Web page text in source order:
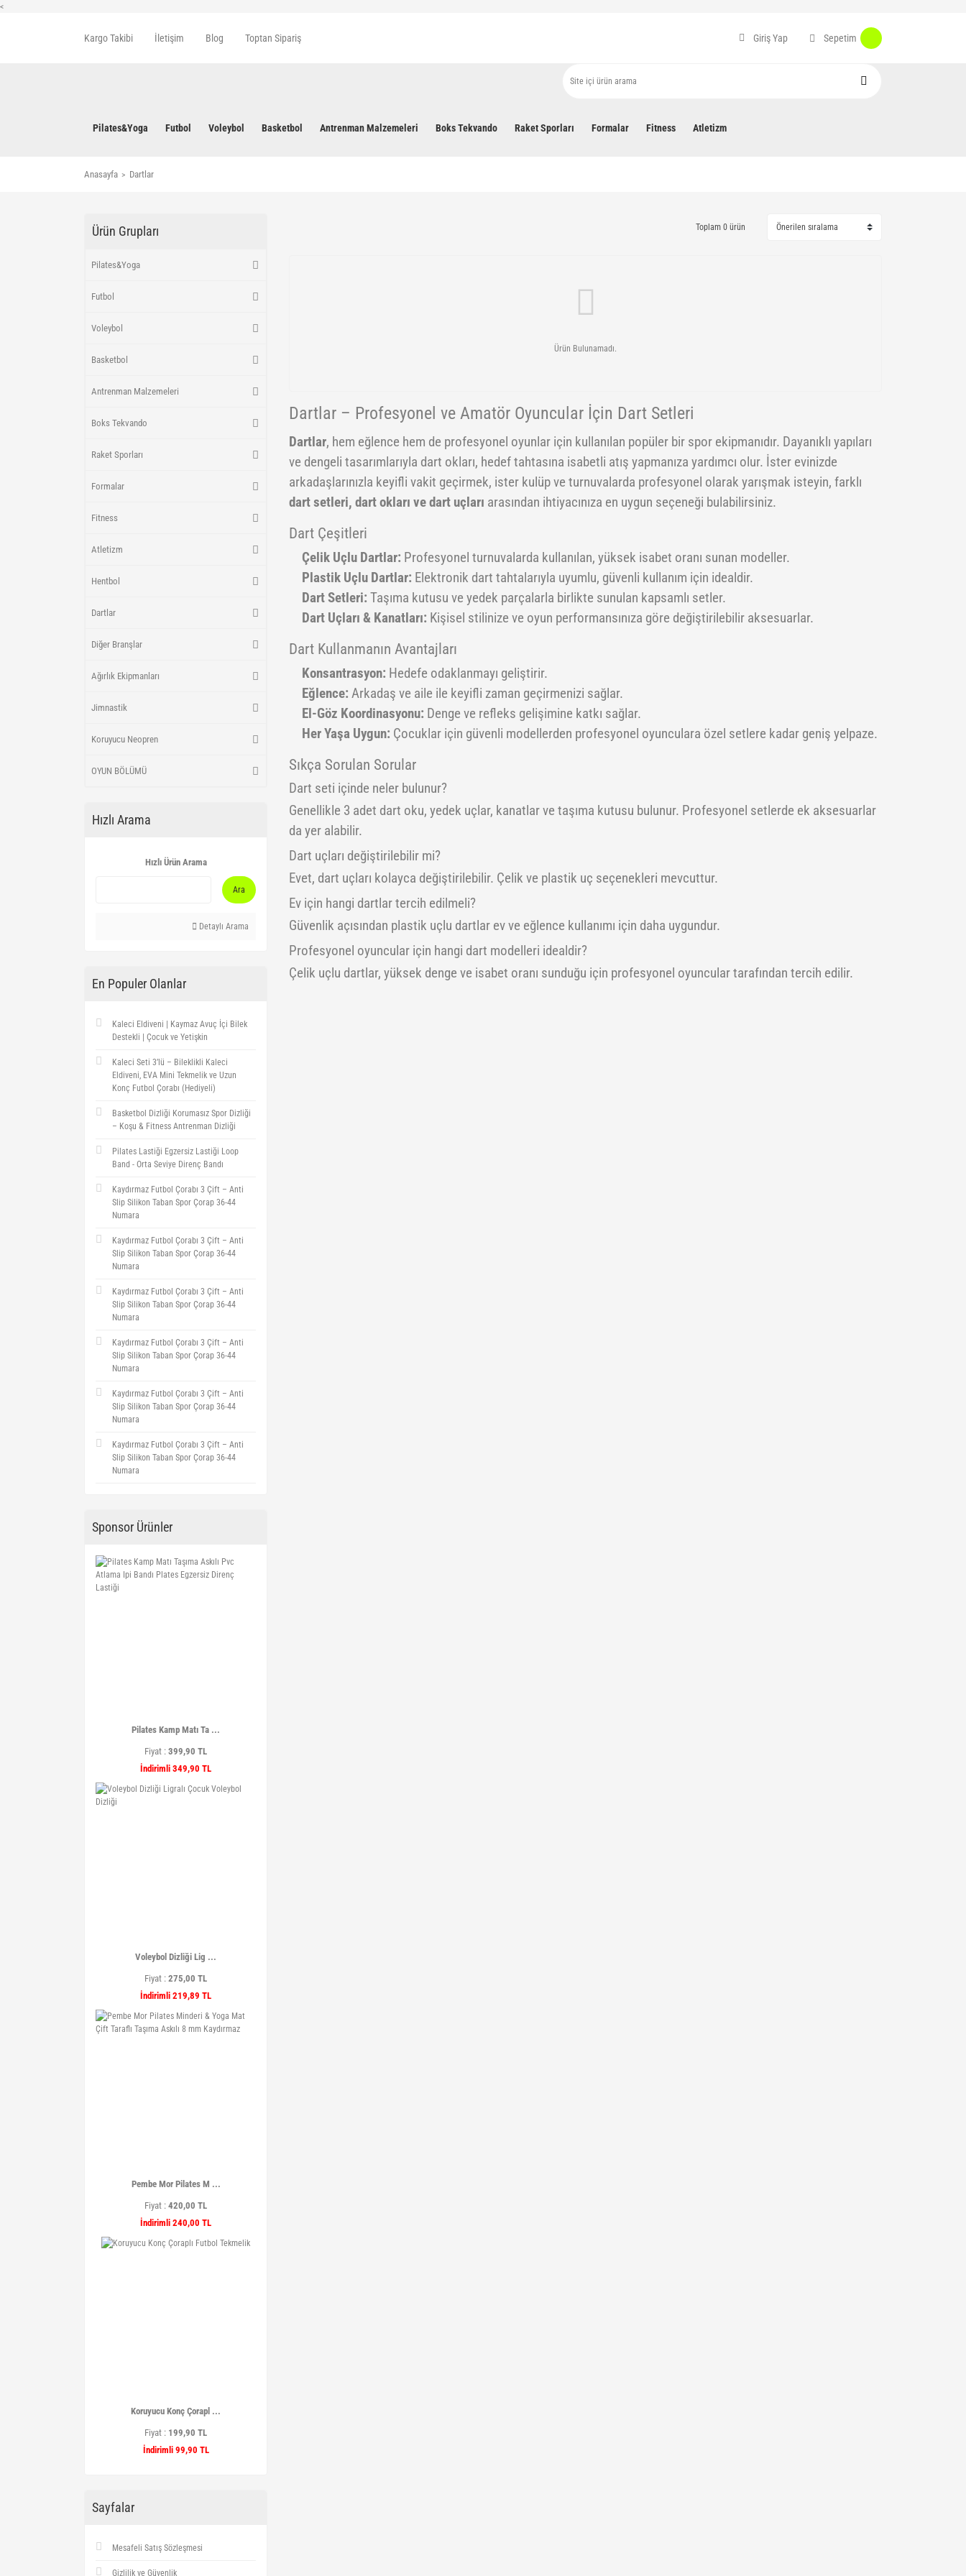
<
Kargo Takibi İletişim Blog Toptan Sipariş Giriş Yap Sepetim
Pilates&Yoga Futbol Voleybol Basketbol Antrenman Malzemeleri Boks Tekvando Raket Sporları Formalar Fitness Atletizm
Anasayfa Dartlar
Ürün Grupları
Pilates&Yoga
Futbol
Voleybol
Basketbol
Antrenman Malzemeleri
Boks Tekvando
Raket Sporları
Formalar
Fitness
Atletizm
Hentbol
Dartlar
Diğer Branşlar
Ağırlık Ekipmanları
Jimnastik
Koruyucu Neopren
OYUN BÖLÜMÜ
Hızlı Arama
Hızlı Ürün Arama
Ara
Detaylı Arama
En Populer Olanlar
Kaleci Eldiveni | Kaymaz Avuç İçi Bilek
Destekli | Çocuk ve Yetişkin
Kaleci Seti 3’lü – Bileklikli Kaleci
Eldiveni, EVA Mini Tekmelik ve Uzun
Konç Futbol Çorabı (Hediyeli)
Basketbol Dizliği Korumasız Spor Dizliği
– Koşu & Fitness Antrenman Dizliği
Pilates Lastiği Egzersiz Lastiği Loop
Band - Orta Seviye Direnç Bandı
Kaydırmaz Futbol Çorabı 3 Çift – Anti
Slip Silikon Taban Spor Çorap 36-44
Numara
Kaydırmaz Futbol Çorabı 3 Çift – Anti
Slip Silikon Taban Spor Çorap 36-44
Numara
Kaydırmaz Futbol Çorabı 3 Çift – Anti
Slip Silikon Taban Spor Çorap 36-44
Numara
Kaydırmaz Futbol Çorabı 3 Çift – Anti
Slip Silikon Taban Spor Çorap 36-44
Numara
Kaydırmaz Futbol Çorabı 3 Çift – Anti
Slip Silikon Taban Spor Çorap 36-44
Numara
Kaydırmaz Futbol Çorabı 3 Çift – Anti
Slip Silikon Taban Spor Çorap 36-44
Numara
Sponsor Ürünler
Pilates Kamp Matı Ta ...
Fiyat : 399,90 TL
İndirimli 349,90 TL
Voleybol Dizliği Lig ...
Fiyat : 275,00 TL
İndirimli 219,89 TL
Pembe Mor Pilates M ...
Fiyat : 420,00 TL
İndirimli 240,00 TL
Koruyucu Konç Çorapl ...
Fiyat : 199,90 TL
İndirimli 99,90 TL
Sayfalar
Mesafeli Satış Sözleşmesi
Gizlilik ve Güvenlik
Toplam 0 ürün
Ürün Bulunamadı.
Dartlar – Profesyonel ve Amatör Oyuncular İçin Dart Setleri
Dartlar, hem eğlence hem de profesyonel oyunlar için kullanılan popüler bir spor ekipmanıdır. Dayanıklı yapıları
ve dengeli tasarımlarıyla dart okları, hedef tahtasına isabetli atış yapmanıza yardımcı olur. İster evinizde
arkadaşlarınızla keyifli vakit geçirmek, ister kulüp ve turnuvalarda profesyonel olarak yarışmak isteyin, farklı
dart setleri, dart okları ve dart uçları arasından ihtiyacınıza en uygun seçeneği bulabilirsiniz.
Dart Çeşitleri
Çelik Uçlu Dartlar: Profesyonel turnuvalarda kullanılan, yüksek isabet oranı sunan modeller.
Plastik Uçlu Dartlar: Elektronik dart tahtalarıyla uyumlu, güvenli kullanım için idealdir.
Dart Setleri: Taşıma kutusu ve yedek parçalarla birlikte sunulan kapsamlı setler.
Dart Uçları & Kanatları: Kişisel stilinize ve oyun performansınıza göre değiştirilebilir aksesuarlar.
Dart Kullanmanın Avantajları
Konsantrasyon: Hedefe odaklanmayı geliştirir.
Eğlence: Arkadaş ve aile ile keyifli zaman geçirmenizi sağlar.
El-Göz Koordinasyonu: Denge ve refleks gelişimine katkı sağlar.
Her Yaşa Uygun: Çocuklar için güvenli modellerden profesyonel oyunculara özel setlere kadar geniş yelpaze.
Sıkça Sorulan Sorular
Dart seti içinde neler bulunur?
Genellikle 3 adet dart oku, yedek uçlar, kanatlar ve taşıma kutusu bulunur. Profesyonel setlerde ek aksesuarlar
da yer alabilir.
Dart uçları değiştirilebilir mi?
Evet, dart uçları kolayca değiştirilebilir. Çelik ve plastik uç seçenekleri mevcuttur.
Ev için hangi dartlar tercih edilmeli?
Güvenlik açısından plastik uçlu dartlar ev ve eğlence kullanımı için daha uygundur.
Profesyonel oyuncular için hangi dart modelleri idealdir?
Çelik uçlu dartlar, yüksek denge ve isabet oranı sunduğu için profesyonel oyuncular tarafından tercih edilir.